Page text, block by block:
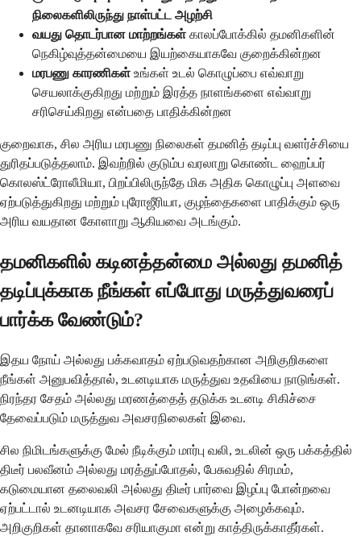
நிலைகளிலிருந்து நாள்பட்ட அழற்சி
வயது தொடர்பான மாற்றங்கள் காலப்போக்கில் தமனிகளின்
நெகிழ்வுத்தன்மையை இயற்கையாகவே குறைக்கின்றன
மரபணு காரணிகள் உங்கள் உடல் கொழுப்பை எவ்வாறு
செயலாக்குகிறது மற்றும் இரத்த நாளங்களை எவ்வாறு
சரிசெய்கிறது என்பதை பாதிக்கின்றன
குறைவாக, சில அரிய மரபணு நிலைகள் தமனித் தடிப்பு வளர்ச்சியை
துரிதப்படுத்தலாம். இவற்றில் குடும்ப வரலாறு கொண்ட ஹைப்பர்
கொலஸ்ட்ரோலீமியா, பிறப்பிலிருந்தே மிக அதிக கொழுப்பு அளவை
ஏற்படுத்துகிறது மற்றும் புரோஜீரியா, குழந்தைகளை பாதிக்கும் ஒரு
அரிய வயதான கோளாறு ஆகியவை அடங்கும்.
தமனிகளில் கடினத்தன்மை அல்லது தமனித்
தடிப்புக்காக நீங்கள் எப்போது மருத்துவரைப்
பார்க்க வேண்டும்?
இதய நோய் அல்லது பக்கவாதம் ஏற்படுவதற்கான அறிகுறிகளை
நீங்கள் அனுபவித்தால், உடனடியாக மருத்துவ உதவியை நாடுங்கள்.
நிரந்தர சேதம் அல்லது மரணத்தைத் தடுக்க உடனடி சிகிச்சை
தேவைப்படும் மருத்துவ அவசரநிலைகள் இவை.
சில நிமிடங்களுக்கு மேல் நீடிக்கும் மார்பு வலி, உடலின் ஒரு பக்கத்தில்
திடீர் பலவீனம் அல்லது மரத்துப்போதல், பேசுவதில் சிரமம்,
கடுமையான தலைவலி அல்லது திடீர் பார்வை இழப்பு போன்றவை
ஏற்பட்டால் உடனடியாக அவசர சேவைகளுக்கு அழைக்கவும்.
அறிகுறிகள் தானாகவே சரியாகுமா என்று காத்திருக்காதீர்கள்.